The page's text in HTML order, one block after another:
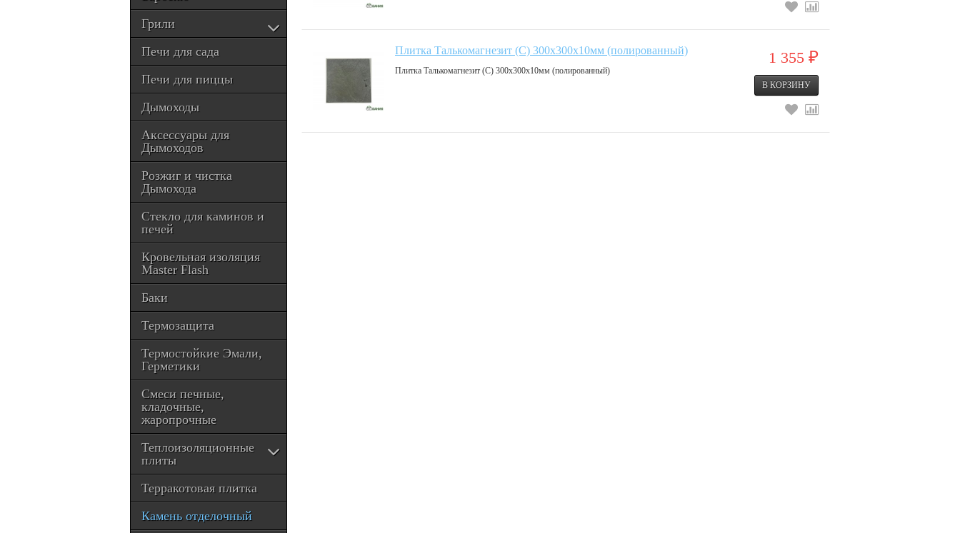
Грили
Печи для сада
Печи для пиццы
Дымоходы
Аксессуары для
Дымоходов
Розжиг и чистка
Дымохода
Стекло для каминов и
печей
Кровельная изоляция
Master Flash
Баки
Термозащита
Термостойкие Эмали,
Герметики
Смеси печные,
кладочные,
жаропрочные
Теплоизоляционные
плиты
Терракотовая плитка
Камень отделочный
Плитка Талькомагнезит (С) 300х300х10мм (полированный)
Плитка Талькомагнезит (С) 300х300х10мм (полированный)
1 355 ₽